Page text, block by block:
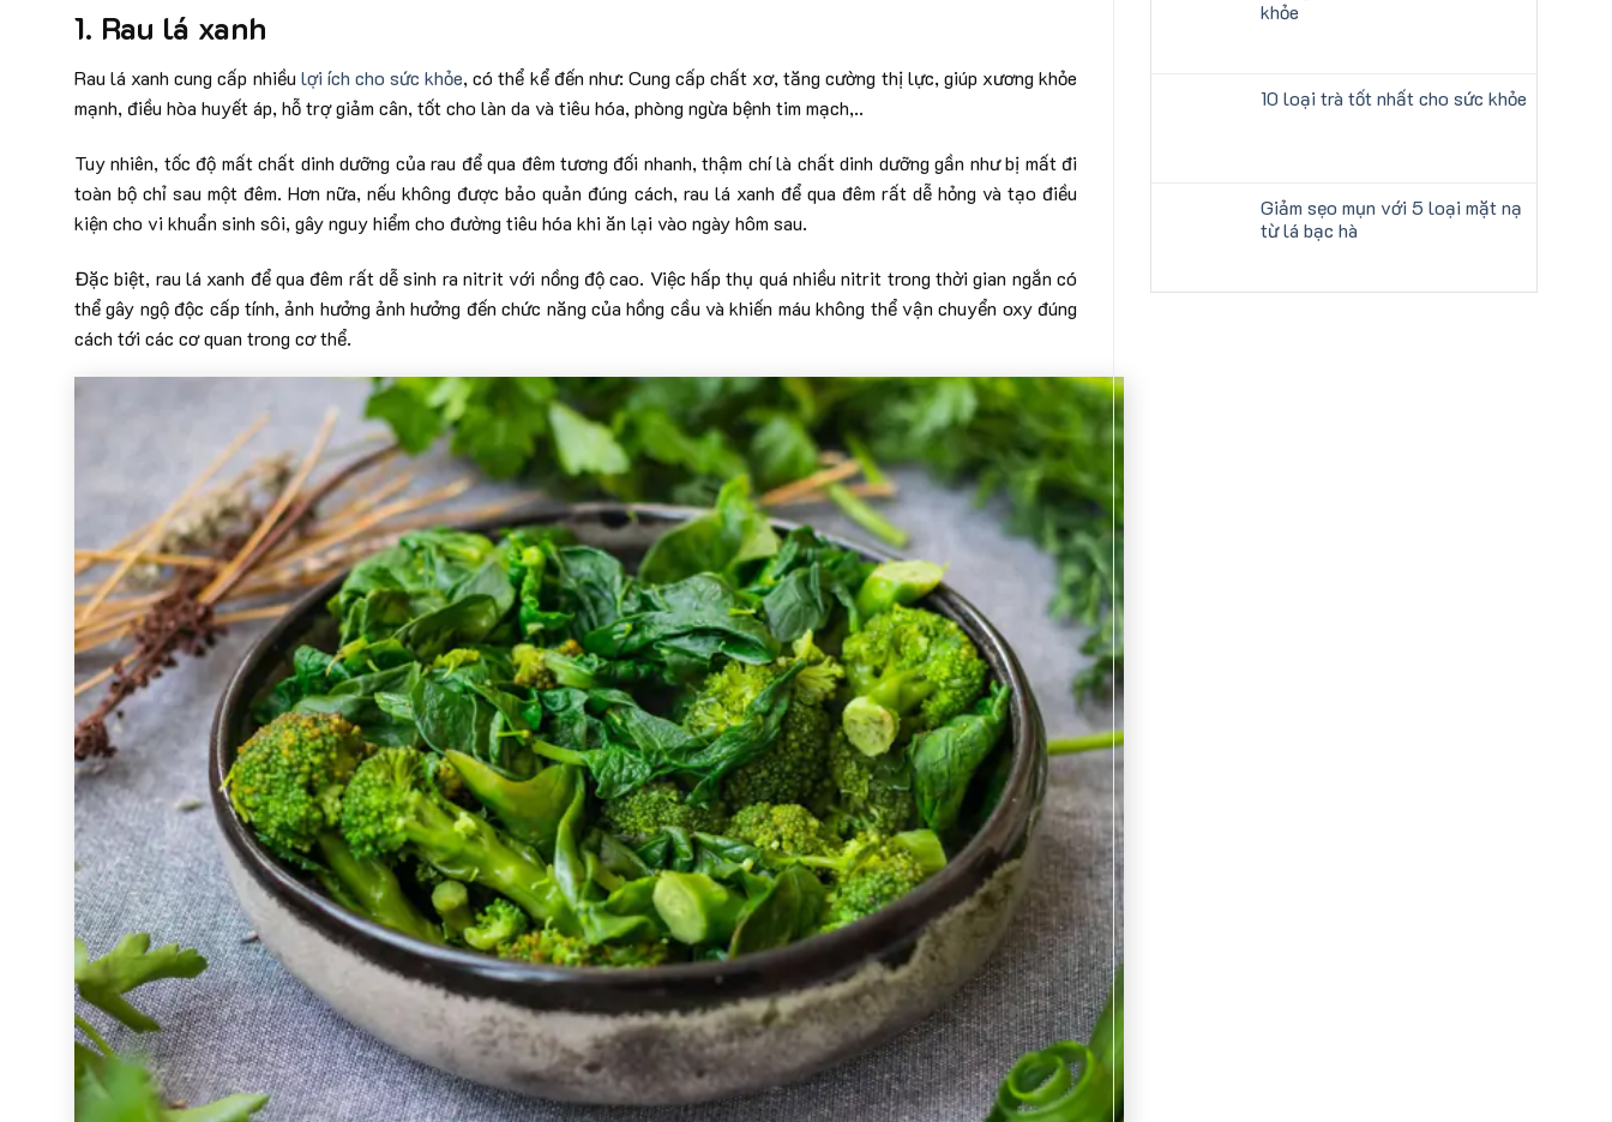
1. Rau lá xanh
Rau lá xanh cung cấp nhiều lợi ích cho sức khỏe, có thể kể đến như: Cung cấp chất xơ, tăng cường thị lực, giúp xương khỏe
mạnh, điều hòa huyết áp, hỗ trợ giảm cân, tốt cho làn da và tiêu hóa, phòng ngừa bệnh tim mạch,..
Tuy nhiên, tốc độ mất chất dinh dưỡng của rau để qua đêm tương đối nhanh, thậm chí là chất dinh dưỡng gần như bị mất đi
toàn bộ chỉ sau một đêm. Hơn nữa, nếu không được bảo quản đúng cách, rau lá xanh để qua đêm rất dễ hỏng và tạo điều
kiện cho vi khuẩn sinh sôi, gây nguy hiểm cho đường tiêu hóa khi ăn lại vào ngày hôm sau.
Đặc biệt, rau lá xanh để qua đêm rất dễ sinh ra nitrit với nồng độ cao. Việc hấp thụ quá nhiều nitrit trong thời gian ngắn có
thể gây ngộ độc cấp tính, ảnh hưởng ảnh hưởng đến chức năng của hồng cầu và khiến máu không thể vận chuyển oxy đúng
cách tới các cơ quan trong cơ thể.
khỏe
10 loại trà tốt nhất cho sức khỏe
Giảm sẹo mụn với 5 loại mặt nạ
từ lá bạc hà